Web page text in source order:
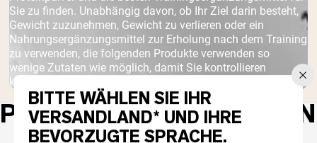
Sie zu finden. Unabhängig davon, ob Ihr Ziel darin besteht,
Gewicht zuzunehmen, Gewicht zu verlieren oder ein
Nahrungsergänzungsmittel zur Erholung nach dem Training
zu verwenden, die folgenden Produkte verwenden so
wenige Zutaten wie möglich, damit Sie kontrollieren
können, was Sie zu sich nehmen.
PRODUKTBEWERTUNGEN
BITTE WÄHLEN SIE IHR
VERSANDLAND* UND IHRE
BEVORZUGTE SPRACHE.